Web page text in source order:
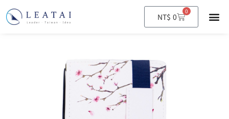
NT$ 0
0
購
物